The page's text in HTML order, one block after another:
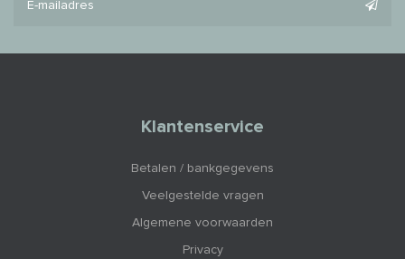
Klantenservice
Betalen / bankgegevens
Veelgestelde vragen
Algemene voorwaarden
Privacy